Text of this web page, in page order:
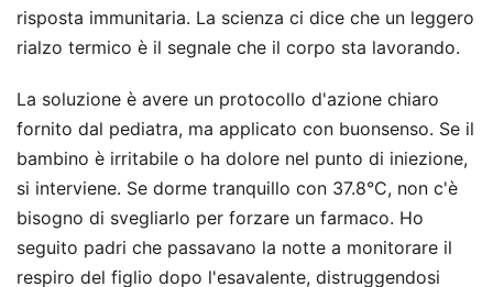
risposta immunitaria. La scienza ci dice che un leggero
rialzo termico è il segnale che il corpo sta lavorando.
La soluzione è avere un protocollo d'azione chiaro
fornito dal pediatra, ma applicato con buonsenso. Se il
bambino è irritabile o ha dolore nel punto di iniezione,
si interviene. Se dorme tranquillo con 37.8°C, non c'è
bisogno di svegliarlo per forzare un farmaco. Ho
seguito padri che passavano la notte a monitorare il
respiro del figlio dopo l'esavalente, distruggendosi